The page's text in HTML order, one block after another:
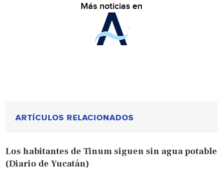
Más noticias en
ARTÍCULOS RELACIONADOS
Los habitantes de Tinum siguen sin agua potable
(Diario de Yucatán)